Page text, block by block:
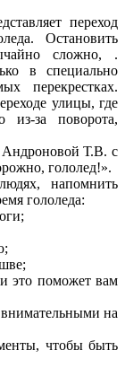
переход
Остановить
сложно, .
в специально
перекрестках.
улицы, где
из-за поворота,
Андроновой Т.В. с
гололед!».
напомнить
гололеда:
это поможет вам
внимательными на
чтобы быть